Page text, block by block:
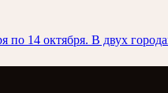
14 октября. В двух